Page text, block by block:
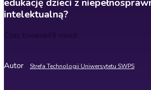
edukację dzieci z
intelektualną?
Czas trwania49 minut
Autor Strefa Technologii Uniwersytetu SWPS